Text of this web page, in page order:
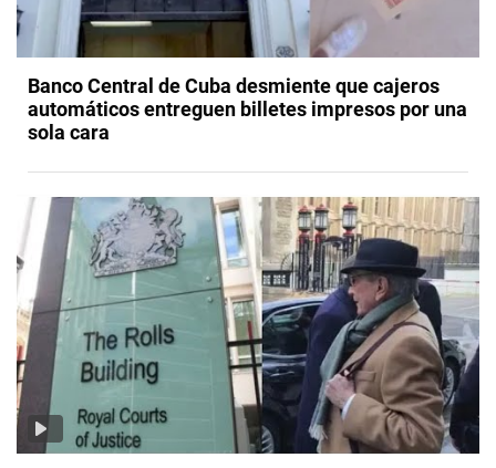
Banco Central de Cuba desmiente que cajeros
automáticos entreguen billetes impresos por una
sola cara